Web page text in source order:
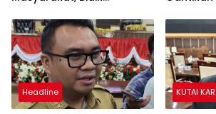
2029
Kukar
Headline KUTAI